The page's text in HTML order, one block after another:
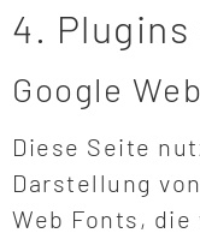
4. Plugins
Google
Diese Seite
Darstellung
Web Fonts,